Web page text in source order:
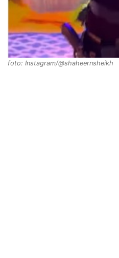
foto: Instagram/@shaheernsheikh